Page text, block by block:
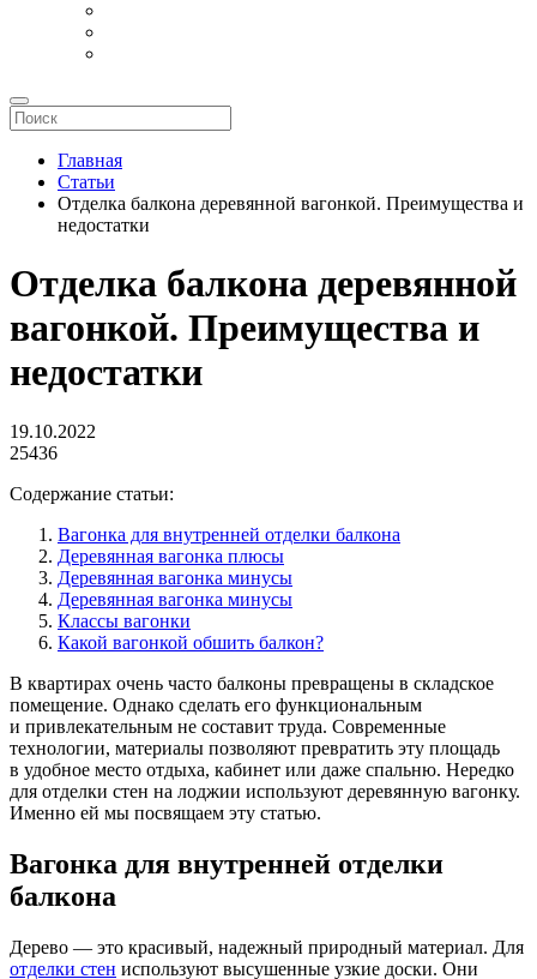
Главная
Статьи
Отделка балкона деревянной вагонкой. Преимущества и
недостатки
Отделка балкона деревянной
вагонкой. Преимущества и
недостатки
19.10.2022
25436
Содержание статьи:
Вагонка для внутренней отделки балкона
Деревянная вагонка плюсы
Деревянная вагонка минусы
Деревянная вагонка минусы
Классы вагонки
Какой вагонкой обшить балкон?
В квартирах очень часто балконы превращены в складское
помещение. Однако сделать его функциональным
и привлекательным не составит труда. Современные
технологии, материалы позволяют превратить эту площадь
в удобное место отдыха, кабинет или даже спальню. Нередко
для отделки стен на лоджии используют деревянную вагонку.
Именно ей мы посвящаем эту статью.
Вагонка для внутренней отделки
балкона
Дерево — это красивый, надежный природный материал. Для
отделки стен используют высушенные узкие доски. Они